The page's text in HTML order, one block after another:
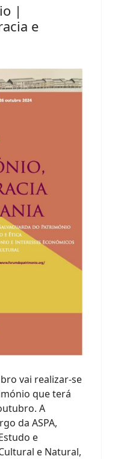
|
e
vai realizar-se
que terá
A
da ASPA,
e
e Natural,